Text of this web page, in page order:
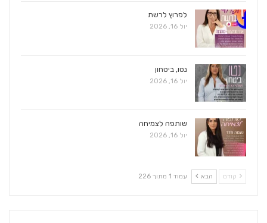
לפרוץ לרשת
יול 16, 2026
נטו, ביטחון
יול 16, 2026
שותפה לצמיחה
יול 16, 2026
קודם הבא עמוד 1 מתוך 226